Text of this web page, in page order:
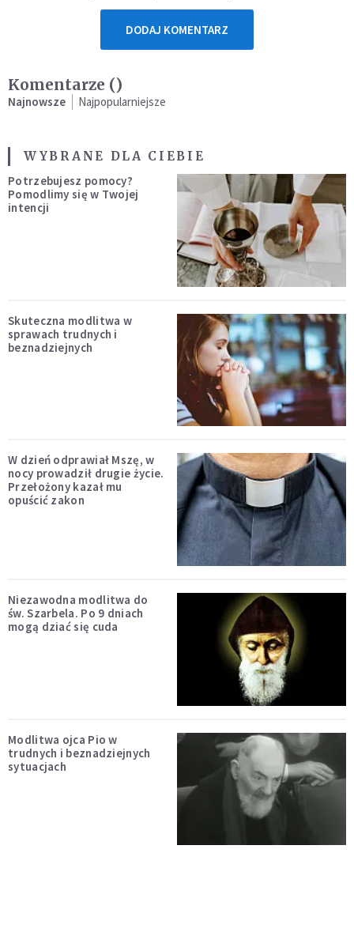
DODAJ KOMENTARZ
Komentarze ()
Najnowsze Najpopularniejsze
WYBRANE DLA CIEBIE
Potrzebujesz pomocy?
Pomodlimy się w Twojej
intencji
Skuteczna modlitwa w
sprawach trudnych i
beznadziejnych
W dzień odprawiał Mszę, w
nocy prowadził drugie życie.
Przełożony kazał mu
opuścić zakon
Niezawodna modlitwa do
św. Szarbela. Po 9 dniach
mogą dziać się cuda
Modlitwa ojca Pio w
trudnych i beznadziejnych
sytuacjach